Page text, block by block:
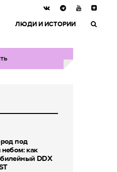
ЛЮДИ И ИСТОРИИ
под
как
DDX